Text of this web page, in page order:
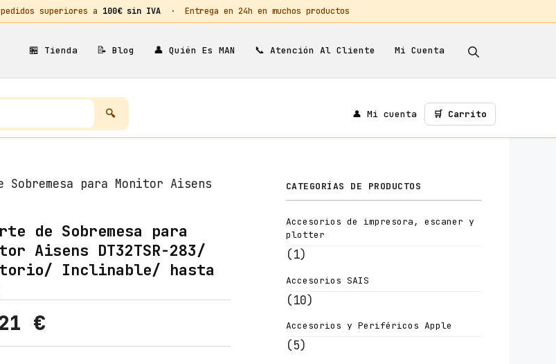
superiores a 100€ sin IVA · Entrega en 24h en muchos productos
🏪 Tienda 📝 Blog 👤 Quién Es MAN 📞 Atención Al Cliente Mi Cuenta
👤 Mi cuenta 🛒 Carrito
Sobremesa para Monitor Aisens
de Sobremesa para
Aisens DT32TSR-283/
Inclinable/ hasta
€
CATEGORÍAS DE PRODUCTOS
Accesorios de impresora, escaner y
plotter
(1)
Accesorios SAIS
(10)
Accesorios y Periféricos Apple
(5)